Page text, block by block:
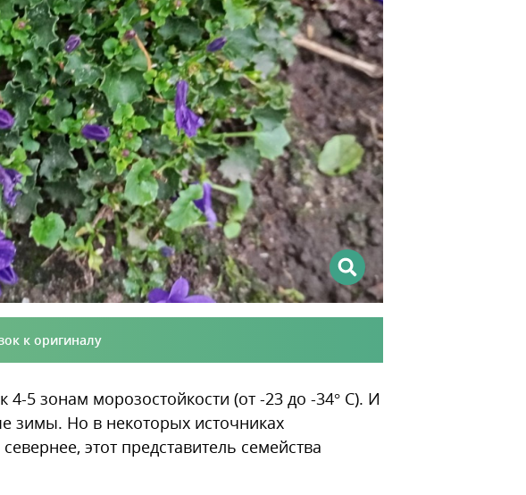
к оригиналу
5 зонам морозостойкости (от -23 до -34° C). И
зимы. Но в некоторых источниках
этот представитель семейства